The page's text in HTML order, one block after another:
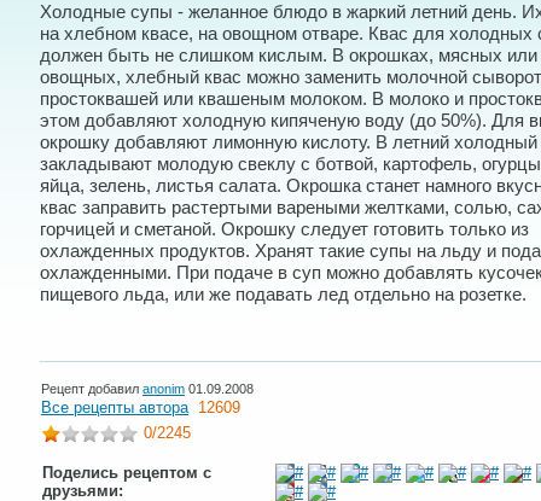
Холодные супы - желанное блюдо в жаркий летний день. Их
на хлебном квасе, на овощном отваре. Квас для холодных
должен быть не слишком кислым. В окрошках, мясных или
овощных, хлебный квас можно заменить молочной
простоквашей или квашеным молоком. В молоко и
этом добавляют холодную кипяченую воду (до 50%). Для
окрошку добавляют лимонную кислоту. В летний
закладывают молодую свеклу с ботвой, картофель,
яйца, зелень, листья салата. Окрошка станет намного
квас заправить растертыми вареными желтками, солью,
горчицей и сметаной. Окрошку следует готовить только из
охлажденных продуктов. Хранят такие супы на льду и
охлажденными. При подаче в суп можно добавлять
пищевого льда, или же подавать лед отдельно на розетке.
Рецепт добавил anonim 01.09.2008
Все рецепты автора 12609
0/2245
Поделись рецептом с
друзьями: